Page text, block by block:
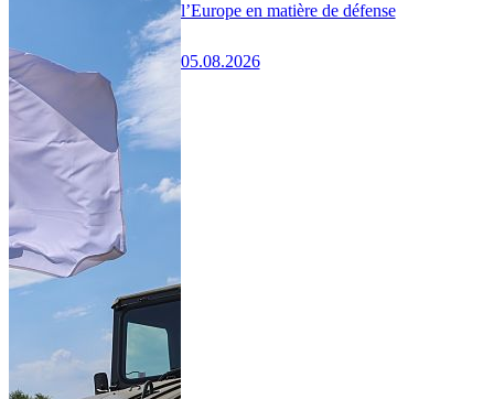
l’Europe en matière de défense
05.08.2026